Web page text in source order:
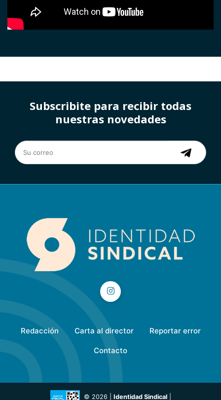
Subscribite para recibir todas
nuestras novedades
Redacción Carta al director Reportar error
Contacto
© 2026 | Identidad Sindical|